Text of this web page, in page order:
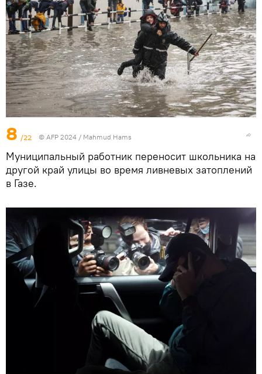
8 /22 © AFP 2024 / Mahmud Hams
Муниципальный работник переносит школьника на
другой край улицы во время ливневых затоплений
в Газе.